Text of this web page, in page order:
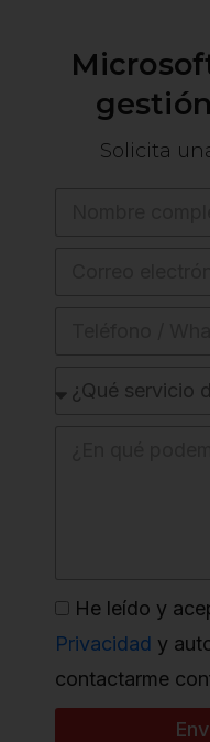
gestión
Solicita
He leído y
Privacidad y
contactarme